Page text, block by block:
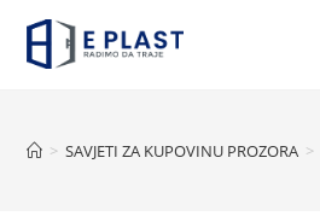
> SAVJETI ZA KUPOVINU PROZORA >